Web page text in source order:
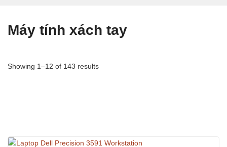
Máy tính xách tay
Showing 1–12 of 143 results